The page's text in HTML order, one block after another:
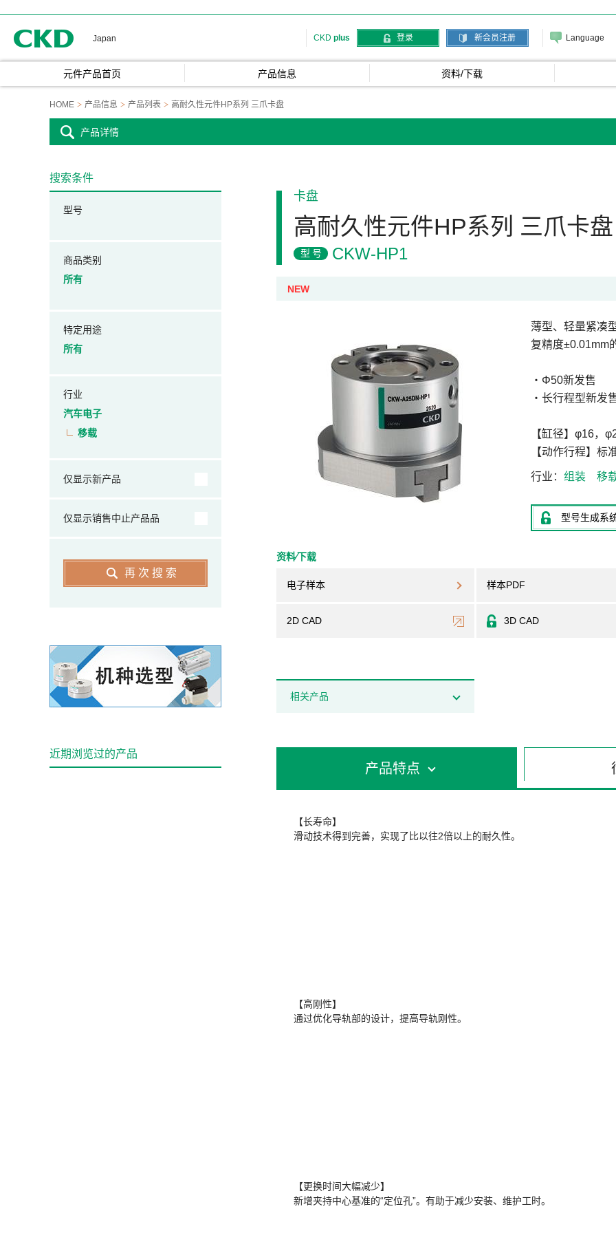
Japan CKD plus 登录 新会员注册 Language
元件产品首页 产品信息 资料/下载
HOME 产品信息 产品列表 高耐久性元件HP系列 三爪卡盘
产品详情
卡盘
高耐久性元件HP系列 三爪卡盘
型号 CKW-HP1
NEW
薄型、轻量紧凑
复精度±0.01mm
・Φ50新发售
・长行程型新发
【缸径】φ16，
【动作行程】标
行业 组装 移
型号生成系
资料⁄下载
电子样本 样本PDF
2D CAD 3D CAD
相关产品
产品特点
【长寿命】
滑动技术得到完善，实现了比以往2倍以上的耐久性。
【高刚性】
通过优化导轨部的设计，提高导轨刚性。
【更换时间大幅减少】
新增夹持中心基准的“定位孔”。有助于减少安装、维护工时。
搜索条件
型号
商品类别
所有
特定用途
所有
行业
汽车电子
移载
仅显示新产品
仅显示销售中止产品品
再次搜索
近期浏览过的产品